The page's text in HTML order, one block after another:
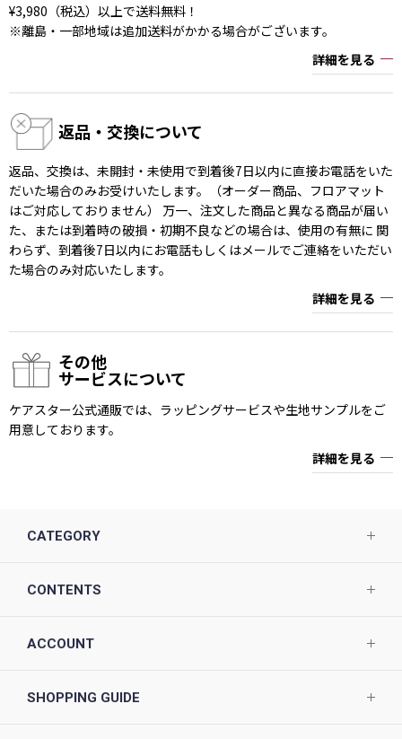
¥3,980（税込）以上で送料無料！
※離島・一部地域は追加送料がかかる場合がございます。
詳細を見る
返品・交換について
返品、交換は、未開封・未使用で到着後7日以内に直接お電話をいた
だいた場合のみお受けいたします。（オーダー商品、フロアマット
はご対応しておりません） 万一、注文した商品と異なる商品が届い
た、または到着時の破損・初期不良などの場合は、使用の有無に 関
わらず、到着後7日以内にお電話もしくはメールでご連絡をいただい
た場合のみ対応いたします。
詳細を見る
その他
サービスについて
ケアスター公式通販では、ラッピングサービスや生地サンプルをご
用意しております。
詳細を見る
CATEGORY
CONTENTS
ACCOUNT
SHOPPING GUIDE